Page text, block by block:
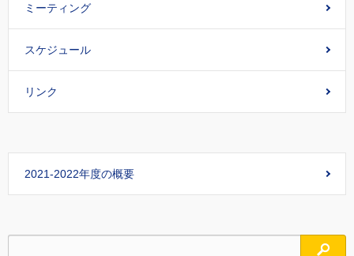
ミーティング
スケジュール
リンク
2021-2022年度の概要
検索